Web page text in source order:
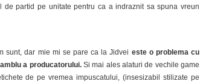
de partid pe unitate pentru ca a indraznit sa spuna vreun
sunt, dar mie mi se pare ca la Jidvei este o problema cu
a producatorului.Si mai ales alaturi de vechile game
de pe vremea impuscatului, (insesizabil stilizate pe